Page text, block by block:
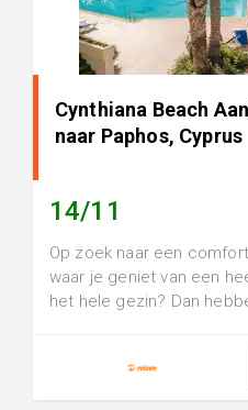
Cynthiana Beach
naar Paphos, Cyprus
14/11
Op zoek naar een
waar je geniet van een
het hele gezin? Dan